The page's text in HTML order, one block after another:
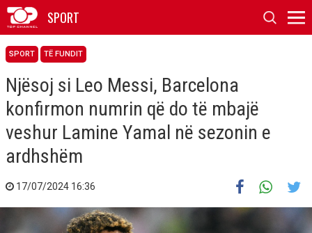
SPORT
SPORT TË FUNDIT
Njësoj si Leo Messi, Barcelona
konfirmon numrin që do të mbajë
veshur Lamine Yamal në sezonin e
ardhshëm
17/07/2024 16:36